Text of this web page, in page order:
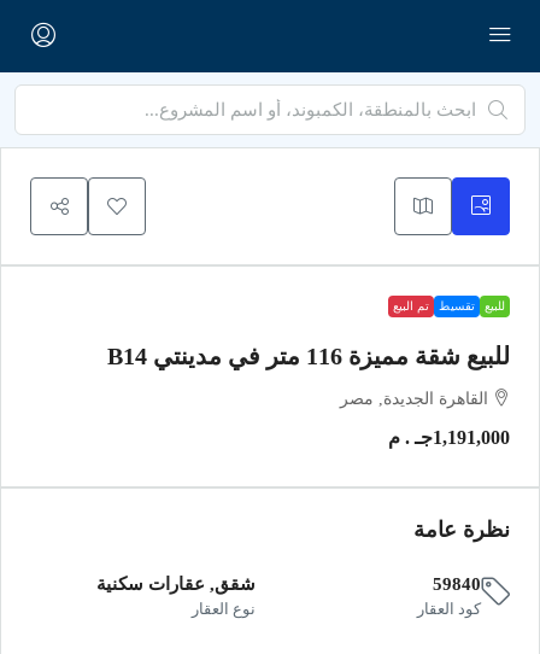
للبيع تقسيط تم البيع
للبيع شقة مميزة 116 متر في مدينتي B14
القاهرة الجديدة, مصر
1,191,000جـ . م
نظرة عامة
59840
كود العقار
شقق, عقارات سكنية
نوع العقار